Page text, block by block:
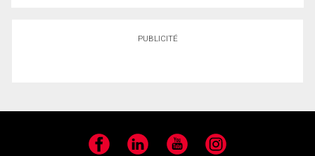
PUBLICITÉ
Facebook LinkedIn YouTube Instagram